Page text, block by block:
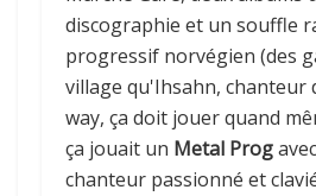
discographie et un souffle
progressif norvégien (des
village qu'Ihsahn, chanteur
way, ça doit jouer quand
ça jouait un Metal Prog
chanteur passionné et